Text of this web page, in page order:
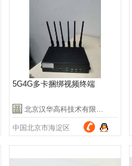
5G4G多卡捆绑视频终端
北京汉华高科技术有限公司
中国北京市海淀区